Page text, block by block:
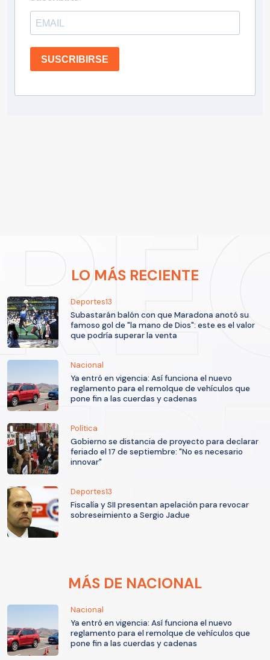
SUSCRIBIRSE
LO MÁS RECIENTE
Deportes13
Subastarán balón con que Maradona anotó su
famoso gol de "la mano de Dios": este es el valor
que podría superar la venta
Nacional
Ya entró en vigencia: Así funciona el nuevo
reglamento para el remolque de vehículos que
pone fin a las cuerdas y cadenas
Política
Gobierno se distancia de proyecto para declarar
feriado el 17 de septiembre: "No es necesario
innovar"
Deportes13
Fiscalía y SII presentan apelación para revocar
sobreseimiento a Sergio Jadue
MÁS DE NACIONAL
Nacional
Ya entró en vigencia: Así funciona el nuevo
reglamento para el remolque de vehículos que
pone fin a las cuerdas y cadenas